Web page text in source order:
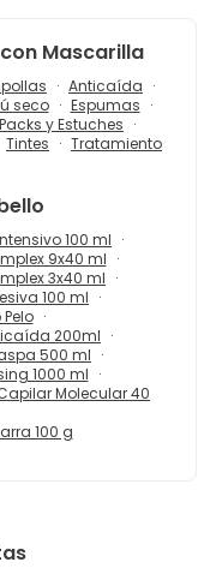
Mascarilla
Anticaída
seco
Espumas
Packs y Estuches
Tintes Tratamiento
100 ml
9x40 ml
3x40 ml
100 ml
Pelo
200ml
500 ml
1000 ml
Molecular 40
100 g